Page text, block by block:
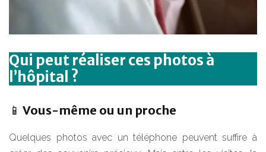
Qui peut réaliser ces photos à
l’hôpital ?
📱 Vous-même ou un proche
Quelques photos avec un téléphone peuvent suffire à